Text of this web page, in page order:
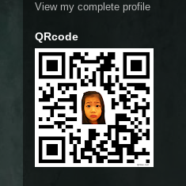
View my complete profile
QRcode